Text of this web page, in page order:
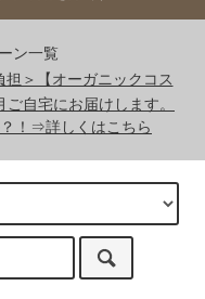
ン一覧
＞【オーガニックコス
自宅にお届けします。
！⇒詳しくはこちら